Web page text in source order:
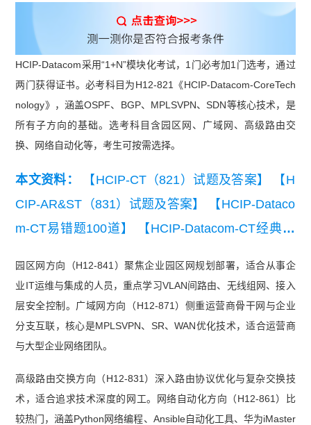
HCIP‑Datacom采用“1+N”模块化考试，1门必考加1门选考，通过
两门获得证书。必考科目为H12‑821《HCIP‑Datacom‑CoreTech
nology》，涵盖OSPF、BGP、MPLSVPN、SDN等核心技术，是
所有子方向的基础。选考科目含园区网、广域网、高级路由交
换、网络自动化等，考生可按需选择。
本文资料： 【HCIP-CT（821）试题及答案】
【H
CIP-AR&ST（831）试题及答案】
【HCIP-Dataco
m-CT易错题100道】
【HCIP-Datacom-CT经典例
atacom-CT模拟试卷】 【华为认证HCIP-CT（82
1）练习题】
园区网方向（H12‑841）聚焦企业园区网规划部署，适合从事企
业IT运维与集成的人员，重点学习VLAN间路由、无线组网、接入
层安全控制。广域网方向（H12‑871）侧重运营商骨干网与企业
分支互联，核心是MPLSVPN、SR、WAN优化技术，适合运营商
与大型企业网络团队。
高级路由交换方向（H12‑831）深入路由协议优化与复杂交换技
术，适合追求技术深度的网工。网络自动化方向（H12‑861）比
较热门，涵盖Python网络编程、Ansible自动化工具、华为iMaster